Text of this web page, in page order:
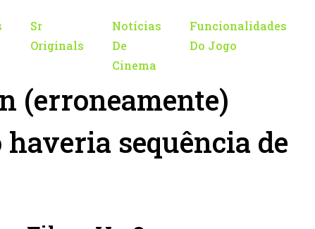
Sr
Originals
Notícias
De
Cinema
Funcionalidades
Do Jogo
(erroneamente)
sequência de